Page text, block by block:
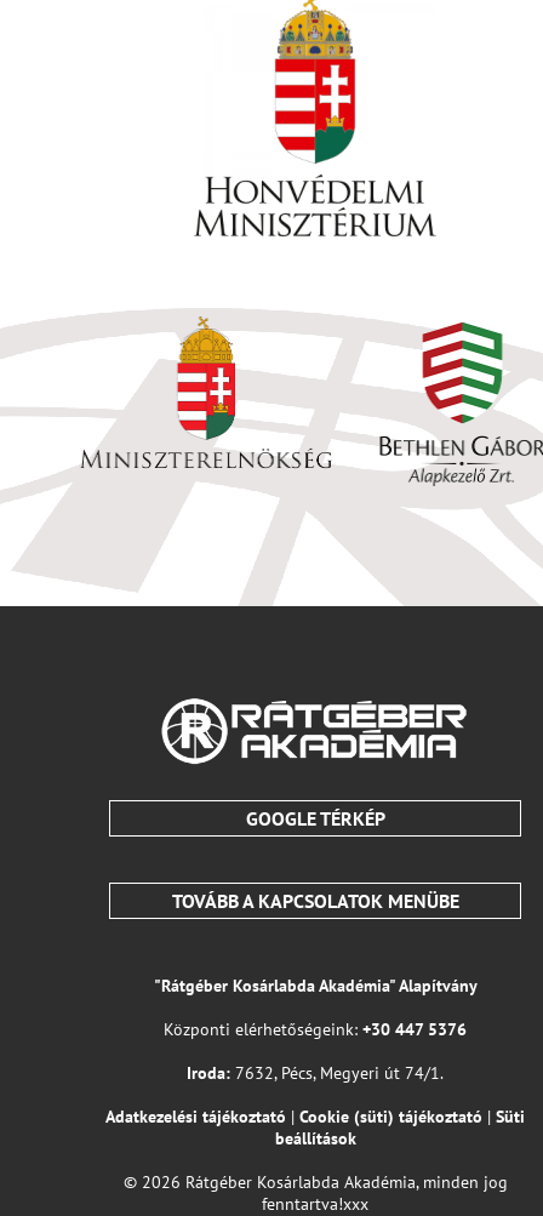
GOOGLE TÉRKÉP
TOVÁBB A KAPCSOLATOK MENÜBE
"Rátgéber Kosárlabda Akadémia" Alapítvány
Központi elérhetőségeink: +30 447 5376
Iroda: 7632, Pécs, Megyeri út 74/1.
Adatkezelési tájékoztató | Cookie (süti) tájékoztató | Süti
beállítások
© 2026 Rátgéber Kosárlabda Akadémia, minden jog
fenntartva!xxx